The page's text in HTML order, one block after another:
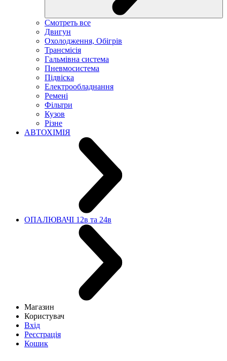
Смотреть все
Двигун
Охолодження, Обігрів
Трансмісія
Гальмівна система
Пневмосистема
Підвіска
Електрообладнання
Ремені
Фільтри
Кузов
Різне
АВТОХІМІЯ
ОПАЛЮВАЧІ 12в та 24в
Магазин
Користувач
Вхід
Реєстрація
Кошик